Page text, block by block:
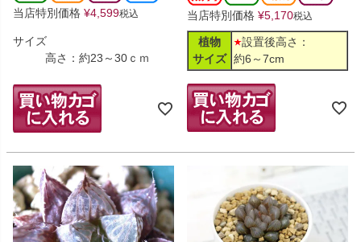
当店特別価格 ¥4,599税込
サイズ
高さ：約23～30ｃｍ
当店特別価格 ¥5,170税込
植物
サイズ
設置後高さ：
約6～7cm